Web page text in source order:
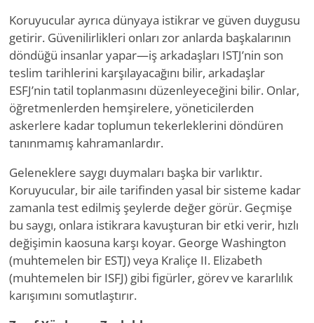
Koruyucular ayrıca dünyaya istikrar ve güven duygusu
getirir. Güvenilirlikleri onları zor anlarda başkalarının
döndüğü insanlar yapar—iş arkadaşları ISTJ’nin son
teslim tarihlerini karşılayacağını bilir, arkadaşlar
ESFJ’nin tatil toplanmasını düzenleyeceğini bilir. Onlar,
öğretmenlerden hemşirelere, yöneticilerden
askerlere kadar toplumun tekerleklerini döndüren
tanınmamış kahramanlardır.
Geleneklere saygı duymaları başka bir varlıktır.
Koruyucular, bir aile tarifinden yasal bir sisteme kadar
zamanla test edilmiş şeylerde değer görür. Geçmişe
bu saygı, onlara istikrara kavuşturan bir etki verir, hızlı
değişimin kaosuna karşı koyar. George Washington
(muhtemelen bir ESTJ) veya Kraliçe II. Elizabeth
(muhtemelen bir ISFJ) gibi figürler, görev ve kararlılık
karışımını somutlaştırır.